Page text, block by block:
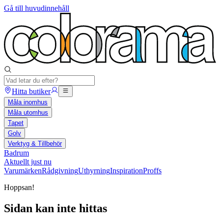
Gå till huvudinnehåll
Hitta butiker
Måla inomhus
Måla utomhus
Tapet
Golv
Verktyg & Tillbehör
Badrum
Aktuellt just nu
VarumärkenRådgivningUthyrningInspirationProffs
Hoppsan!
Sidan kan inte hittas